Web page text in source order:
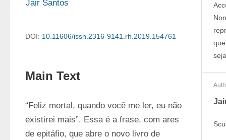
Jair Santos
DOI: 10.11606/issn.2316-9141.rh.2019.154761
Main Text
“Feliz mortal, quando você me ler, eu não
existirei mais”. Essa é a frase, com ares
de epitáfio, que abre o novo livro de